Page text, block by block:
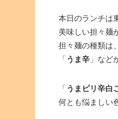
本日のランチは
美味しい担々麺
担々麺の種類は
「 うま辛 」など
「 うまピリ辛白
何とも悩ましい